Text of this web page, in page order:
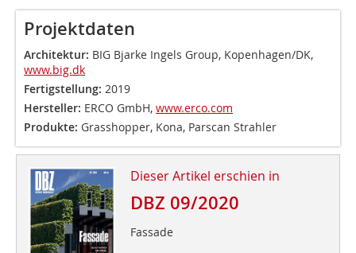
Projektdaten
Architektur: BIG Bjarke Ingels Group, Kopenhagen/DK,
www.big.dk
Fertigstellung: 2019
Hersteller: ERCO GmbH, www.erco.com
Produkte: Grasshopper, Kona, Parscan Strahler
Dieser Artikel erschien in
DBZ 09/2020
Fassade